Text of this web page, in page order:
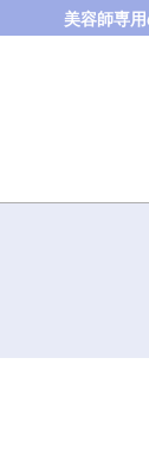
美容師専